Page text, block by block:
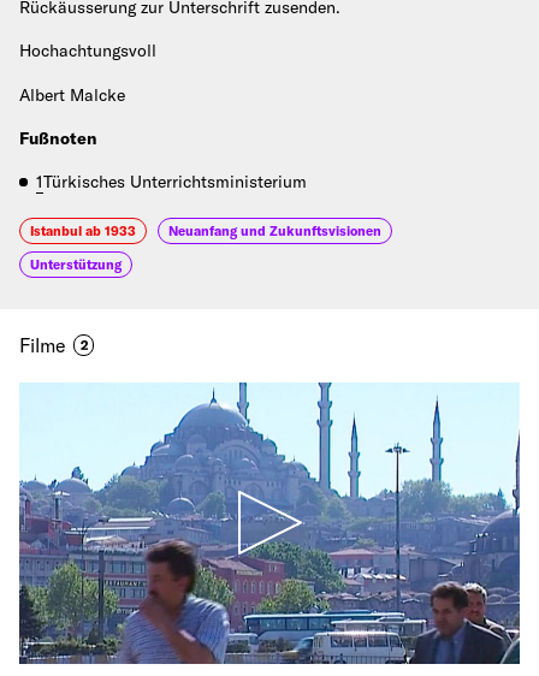
Rückäusserung zur Unterschrift zusenden.
Hochachtungsvoll
Albert Malcke
Fußnoten
1Türkisches Unterrichtsministerium
Istanbul ab 1933 Neuanfang und Zukunftsvisionen
Unterstützung
Filme 2